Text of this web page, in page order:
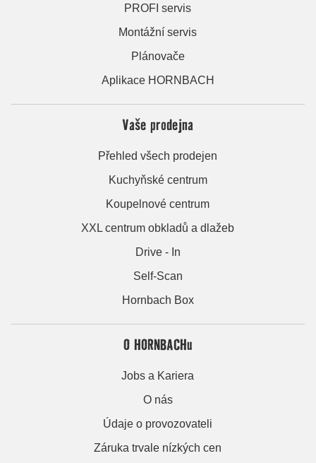
PROFI servis
Montážní servis
Plánovače
Aplikace HORNBACH
Vaše prodejna
Přehled všech prodejen
Kuchyňské centrum
Koupelnové centrum
XXL centrum obkladů a dlažeb
Drive - In
Self-Scan
Hornbach Box
O HORNBACHu
Jobs a Kariera
O nás
Údaje o provozovateli
Záruka trvale nízkých cen